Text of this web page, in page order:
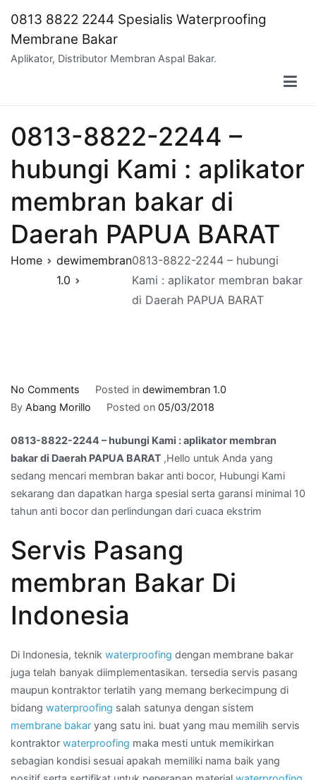
content
0813 8822 2244 Spesialis Waterproofing
Membrane Bakar
Aplikator, Distributor Membran Aspal Bakar.
0813-8822-2244 –
hubungi Kami : aplikator
membran bakar di
Daerah PAPUA BARAT
Home
dewimembran
1.0
0813-8822-2244 – hubungi
Kami : aplikator membran bakar
di Daerah PAPUA BARAT
No Comments
0813-
2244
–
hubungi
Kami
:
membran
di
PAPUA
Posted in dewimembran 1.0
By Abang Morillo Posted on 05/03/2018
0813-8822-2244 – hubungi Kami : aplikator membran
bakar di Daerah PAPUA BARAT ,Hello untuk Anda yang
sedang mencari membran bakar anti bocor, Hubungi Kami
sekarang dan dapatkan harga spesial serta garansi minimal 10
tahun anti bocor dan perlindungan dari cuaca ekstrim
Servis Pasang
membran Bakar Di
Indonesia
Di Indonesia, teknik waterproofing dengan membrane bakar
juga telah banyak diimplementasikan. tersedia servis pasang
maupun kontraktor terlatih yang memang berkecimpung di
bidang waterproofing salah satunya dengan sistem
membrane bakar yang satu ini. buat yang mau memilih servis
kontraktor waterproofing maka mesti untuk memikirkan
sebagian kondisi sesuai apakah memiliki nama baik yang